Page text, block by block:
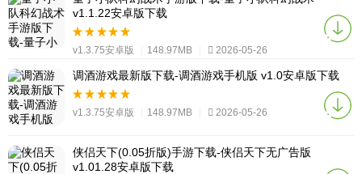
v1.1.22安卓版下载
v1.3.75安卓版 148.97MB 2026-05-26
调酒游戏最新版下载-调酒游戏手机版 v1.0安卓版下载
v1.3.75安卓版 148.97MB 2026-05-26
侠侣天下(0.05折版)手游下载-侠侣天下无广告版
v1.01.28安卓版下载